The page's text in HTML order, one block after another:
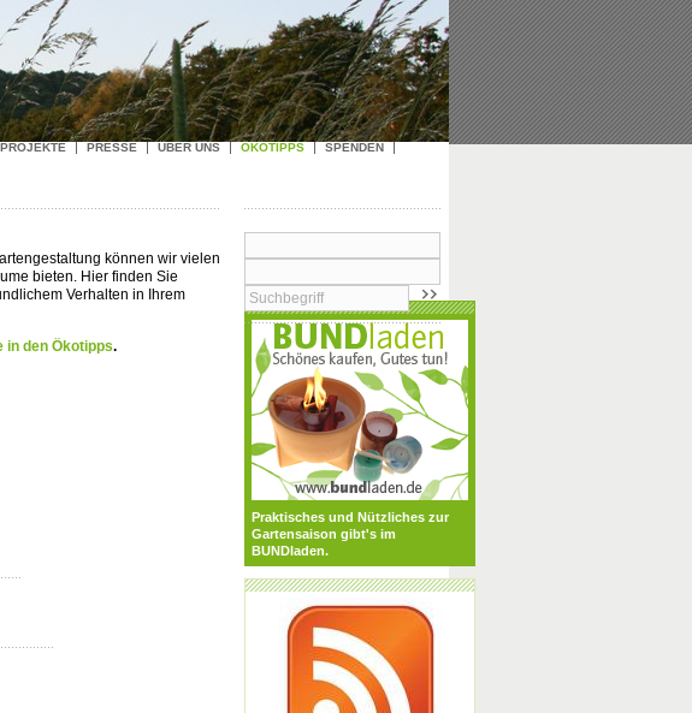
können wir vielen
bieten. Hier finden Sie
Verhalten in Ihrem
in den Ökotipps.
Praktisches und Nützliches zur
Gartensaison gibt's im
BUNDladen.
PRESSE ÜBER UNS ÖKOTIPPS
SPENDEN